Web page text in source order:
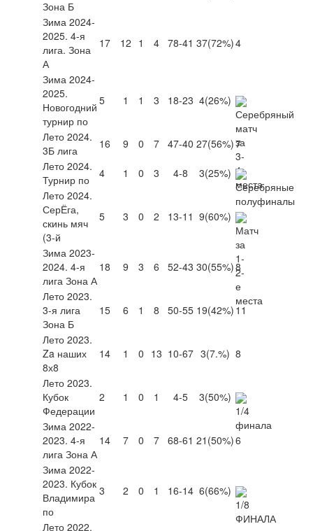
Зона Б
Зима 2024-
2025. 4-я
лига. Зона
А
17 12 1 4 78-41 37(72%)4
Зима 2024-
2025.
Новогодний
турнир по
5 1 1 3 18-23 4(26%)
Лето 2024.
3Б лига
16 9 0 7 47-40 27(56%)7
Лето 2024.
Турнир по
4 1 0 3 4-8 3(25%)
Лето 2024.
СерЁга,
скинь мяч
(3-й
5 3 0 2 13-11 9(60%)
Зима 2023-
2024. 4-я
лига Зона А
18 9 3 6 52-43 30(55%)8
Лето 2023.
3-я лига
Зона Б
15 6 1 8 50-55 19(42%) 11
Лето 2023.
Za наших
8х8
14 1 0 13 10-67 3(7.%) 8
Лето 2023.
Кубок
Федерации
2 1 0 1 4-5 3(50%)
Зима 2022-
2023. 4-я
лига Зона А
14 7 0 7 68-61 21 (50%)6
Зима 2022-
2023. Кубок
Владимира
по
3 2 0 1 16-14 6(66%)
Лето 2022.